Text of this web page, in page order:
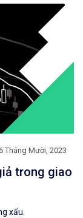
Tháng Mười, 2023
trong giao
xấu.